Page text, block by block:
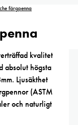
färgpenna
kvalitet
absolut högsta
Ljusäkthet
(ASTM
och naturligt